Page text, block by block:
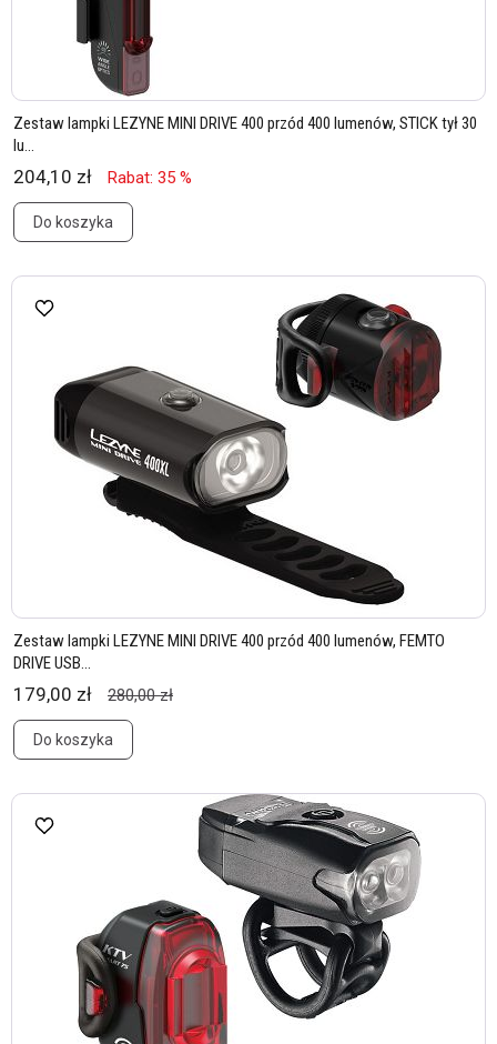
Zestaw lampki LEZYNE MINI DRIVE 400 przód 400 lumenów, STICK tył 30
lu...
204,10 zł Rabat: 35 %
Do koszyka
Zestaw lampki LEZYNE MINI DRIVE 400 przód 400 lumenów, FEMTO
DRIVE USB...
179,00 zł 280,00 zł
Do koszyka